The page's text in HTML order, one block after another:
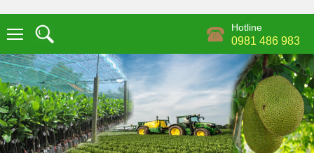
Hotline
0981 486 983